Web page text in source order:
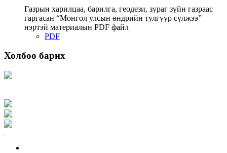
Газрын харилцаа, барилга, геодези, зураг зүйн газраас
гаргасан “Монгол улсын өндрийн тулгуур сүлжээ”
нэртэй материалын PDF файл
PDF
Холбоо барих